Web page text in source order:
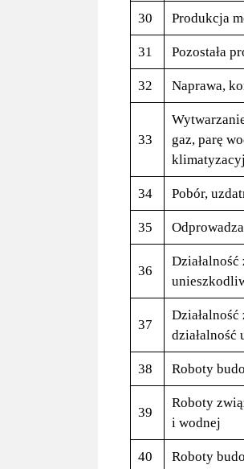
30 Produkcja
31 Pozostała
32 Naprawa,
33
gaz, parę
34 Pobór,
35
36
37
działalność
38 Roboty
39
Roboty
i wodnej
40 Roboty